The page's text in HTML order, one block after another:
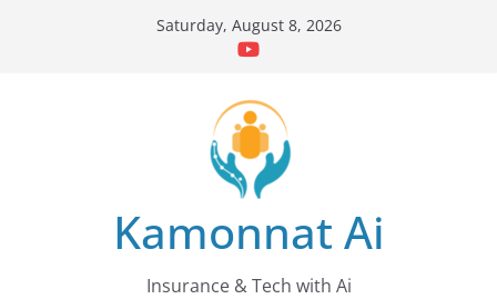
Saturday, August 8, 2026
Kamonnat Ai
Insurance & Tech with Ai